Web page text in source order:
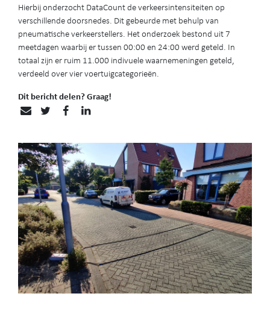
Hierbij onderzocht DataCount de verkeersintensiteiten op
verschillende doorsnedes. Dit gebeurde met behulp van
pneumatische verkeerstellers. Het onderzoek bestond uit 7
meetdagen waarbij er tussen 00:00 en 24:00 werd geteld. In
totaal zijn er ruim 11.000 indivuele waarnemeningen geteld,
verdeeld over vier voertuigcategorieën.
Dit bericht delen? Graag!